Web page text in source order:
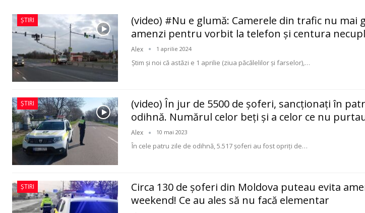
ȘTIRI
(video) #Nu e glumă: Camerele din trafic nu mai
amenzi pentru vorbit la telefon și centura
Alex 1 aprilie 2024
Ştim şi noi că astăzi e 1 aprilie (ziua păcălelilor şi farselor),…
ȘTIRI
(video) În jur de 5500 de şoferi, sancţionaţi în
odihnă. Numărul celor beţi şi a celor ce nu
Alex 10 mai 2023
În cele patru zile de odihnă, 5.517 șoferi au fost opriţi de…
ȘTIRI
Circa 130 de şoferi din Moldova puteau evita
weekend! Ce au ales să nu facă elementar